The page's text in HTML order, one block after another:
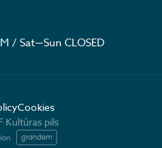
/ Sat—Sun CLOSED
Cookies
Kultūras pils